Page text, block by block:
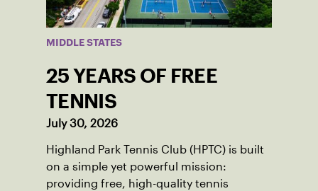
MIDDLE STATES
25 YEARS OF FREE
TENNIS
July 30, 2026
Highland Park Tennis Club (HPTC) is built
on a simple yet powerful mission:
providing free, high-quality tennis